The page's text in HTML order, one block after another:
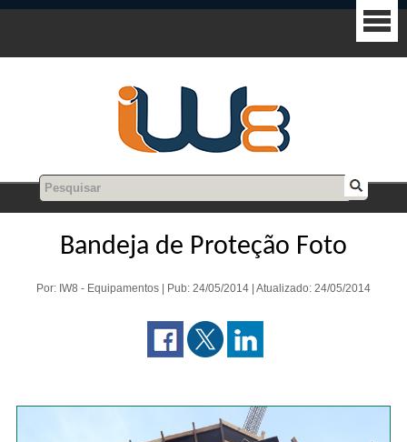
Bandeja de Proteção Foto
Por: IW8 - Equipamentos | Pub: 24/05/2014 | Atualizado: 24/05/2014